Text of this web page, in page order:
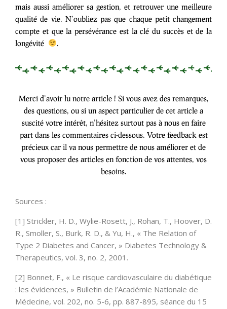
mais aussi améliorer sa gestion, et retrouver une meilleure
qualité de vie. N’oubliez pas que chaque petit changement
compte et que la persévérance est la clé du succès et de la
longévité
.
Merci d’avoir lu notre article ! Si vous avez des remarques,
des questions, ou si un aspect particulier de cet article a
suscité votre intérêt, n’hésitez surtout pas à nous en faire
part dans les commentaires ci-dessous. Votre feedback est
précieux car il va nous permettre de nous améliorer et de
vous proposer des articles en fonction de vos attentes, vos
besoins.
Sources :
[1] Strickler, H. D., Wylie-Rosett, J., Rohan, T., Hoover, D.
R., Smoller, S., Burk, R. D., & Yu, H., « The Relation of
Type 2 Diabetes and Cancer, » Diabetes Technology &
Therapeutics, vol. 3, no. 2, 2001.
[2] Bonnet, F., « Le risque cardiovasculaire du diabétique
: les évidences, » Bulletin de l’Académie Nationale de
Médecine, vol. 202, no. 5-6, pp. 887-895, séance du 15